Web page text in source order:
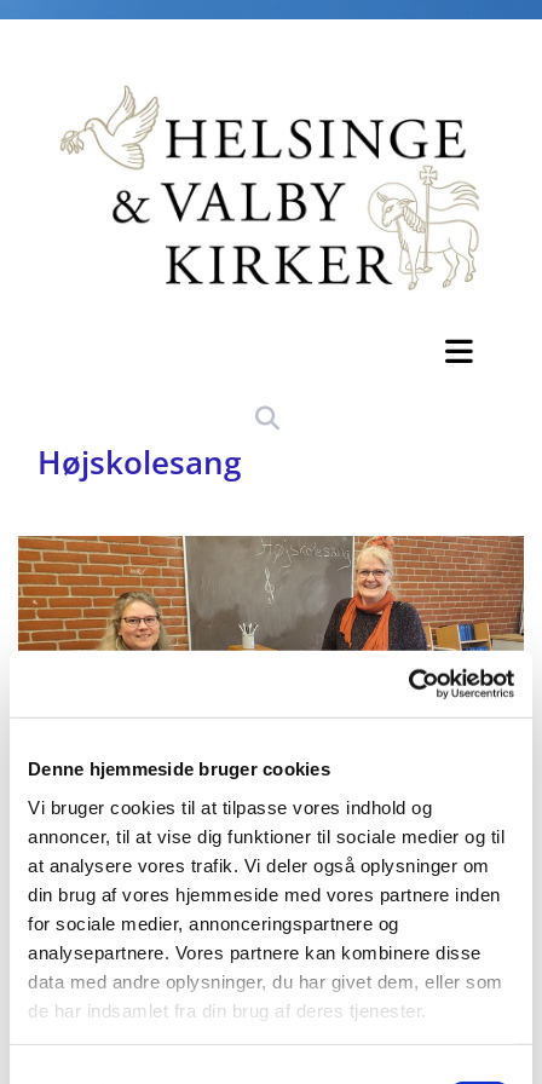
Denne hjemmeside bruger cookies
Vi bruger cookies til at tilpasse vores indhold og
annoncer, til at vise dig funktioner til sociale medier og til
at analysere vores trafik. Vi deler også oplysninger om
din brug af vores hjemmeside med vores partnere inden
for sociale medier, annonceringspartnere og
analysepartnere. Vores partnere kan kombinere disse
data med andre oplysninger, du har givet dem, eller som
de har indsamlet fra din brug af deres tjenester.
Højskolesang
Onsdag 17. november 2027, kl. 10:00
Sognegården, Skolegade 4, 3200
Helsinge